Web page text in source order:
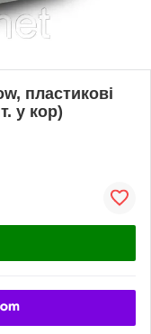
пластикові
у кор)